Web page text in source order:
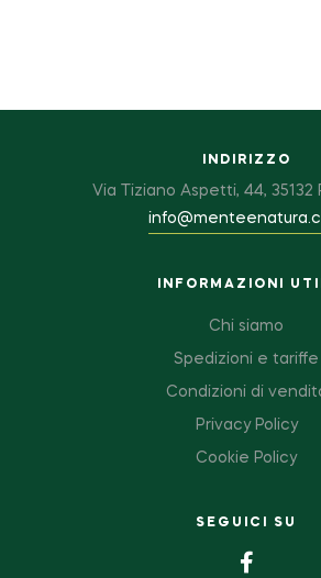
INDIRIZZO
Via Tiziano Aspetti, 44, 35132
INFORMAZIONI
Chi siamo
Spedizioni e tariffe
Condizioni di
Privacy Policy
Cookie Policy
SEGUICI SU